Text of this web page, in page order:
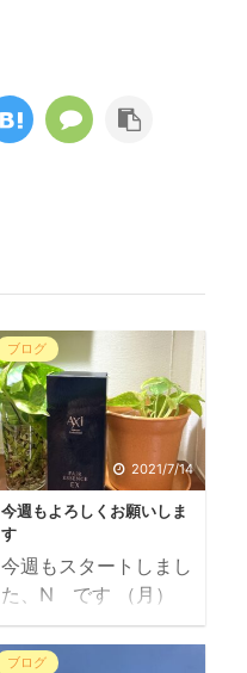
ブログ
2021/7/14
今週もよろしくお願いしま
す
今週もスタートしまし
た、N です （月）
（火）と連休しており
ご不便をおかけしまし
ブログ